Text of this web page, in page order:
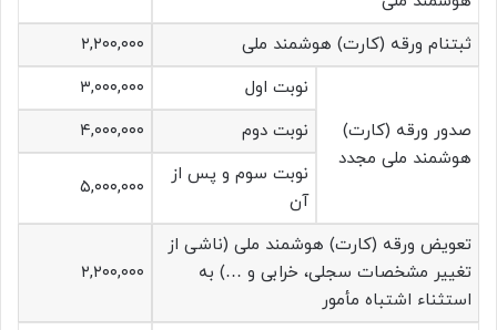
ثبتنام ورقه (کارت) هوشمند ملی ۲,۲۰۰,۰۰۰
صدور ورقه (کارت)
هوشمند ملی مجدد
نوبت اول
۳,۰۰۰,۰۰۰
نوبت دوم
۴,۰۰۰,۰۰۰
نوبت سوم و پس از
آن
۵,۰۰۰,۰۰۰
تعویض ورقه (کارت) هوشمند ملی (ناشی از
تغییر مشخصات سجلی، خرابی و …) به
استثناء اشتباه مأمور
۲,۲۰۰,۰۰۰